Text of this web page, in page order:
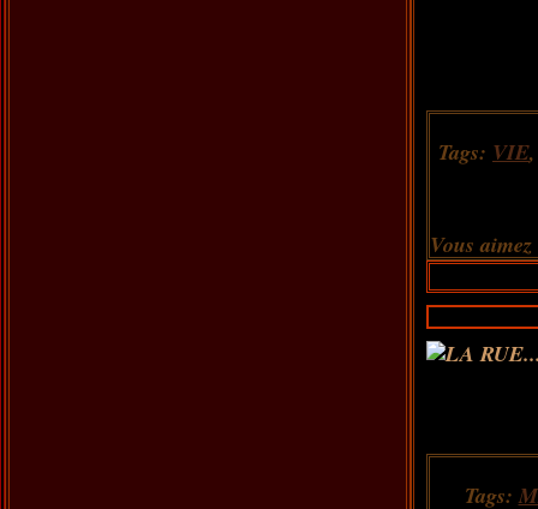
Tags: VIE,
Vous aimez
Tags: